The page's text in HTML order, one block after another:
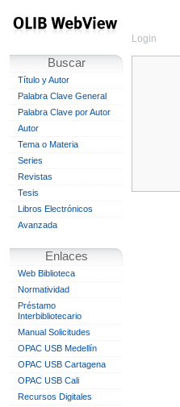
Buscar
Título y Autor
Palabra Clave General
Palabra Clave por Autor
Autor
Tema o Materia
Series
Revistas
Tesis
Libros Electrónicos
Avanzada
Enlaces
Web Biblioteca
Normatividad
Préstamo
Interbibliotecario
Manual Solicitudes
OPAC USB Medellín
OPAC USB Cartagena
OPAC USB Cali
Recursos Digitales
Login